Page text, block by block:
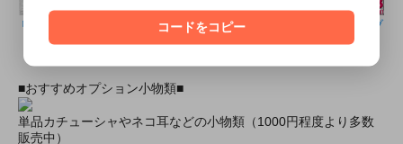
リボン付き：ブ
ラック×ホワイ
リボン付き：ブ
ラック×ピンク
リボン付き：ブ
ラック×パープ
リボン付き：ブ
ラック×ブラッ
■おすすめオプション小物類■
単品カチューシャやネコ耳などの小物類（1000円程度より多数
販売中）
コードをコピー